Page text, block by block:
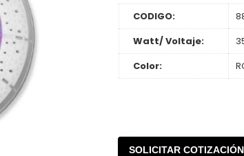
CODIGO:
Watt/ Voltaje:
Color:
SOLICITAR COTIZACIÓN